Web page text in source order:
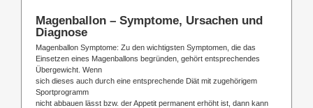
Magenballon – Symptome, Ursachen und
Diagnose
Magenballon Symptome: Zu den wichtigsten Symptomen, die das
Einsetzen eines Magenballons begründen, gehört entsprechendes
Übergewicht. Wenn
sich dieses auch durch eine entsprechende Diät mit zugehörigem
Sportprogramm
nicht abbauen lässt bzw. der Appetit permanent erhöht ist, dann kann